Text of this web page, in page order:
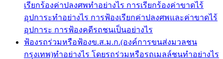
เรียกร้องค่าปลงศพทำอย่างไร การเรียกร้องค่าขาดไร้
อุปการะทำอย่างไร การฟ้องเรียกค่าปลงศพและค่าขาดไร้
อุปการะ การฟ้องคดีรถชนเป็นอย่างไร
ฟ้องรถร่วมหรือฟ้องข.ส.ม.ก.(องค์การขนส่งมวลชน
กรุงเทพ)ทำอย่างไร โดยรถร่วมหรือรถเมลล์ชนทำอย่างไร